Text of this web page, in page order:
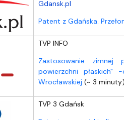
Gdansk.pl
Patent z Gdańska.
TVP INFO
Zastosowanie zimnej
powierzchni
Wrocławskiej (~ 3 minuty)
TVP 3 Gdańsk